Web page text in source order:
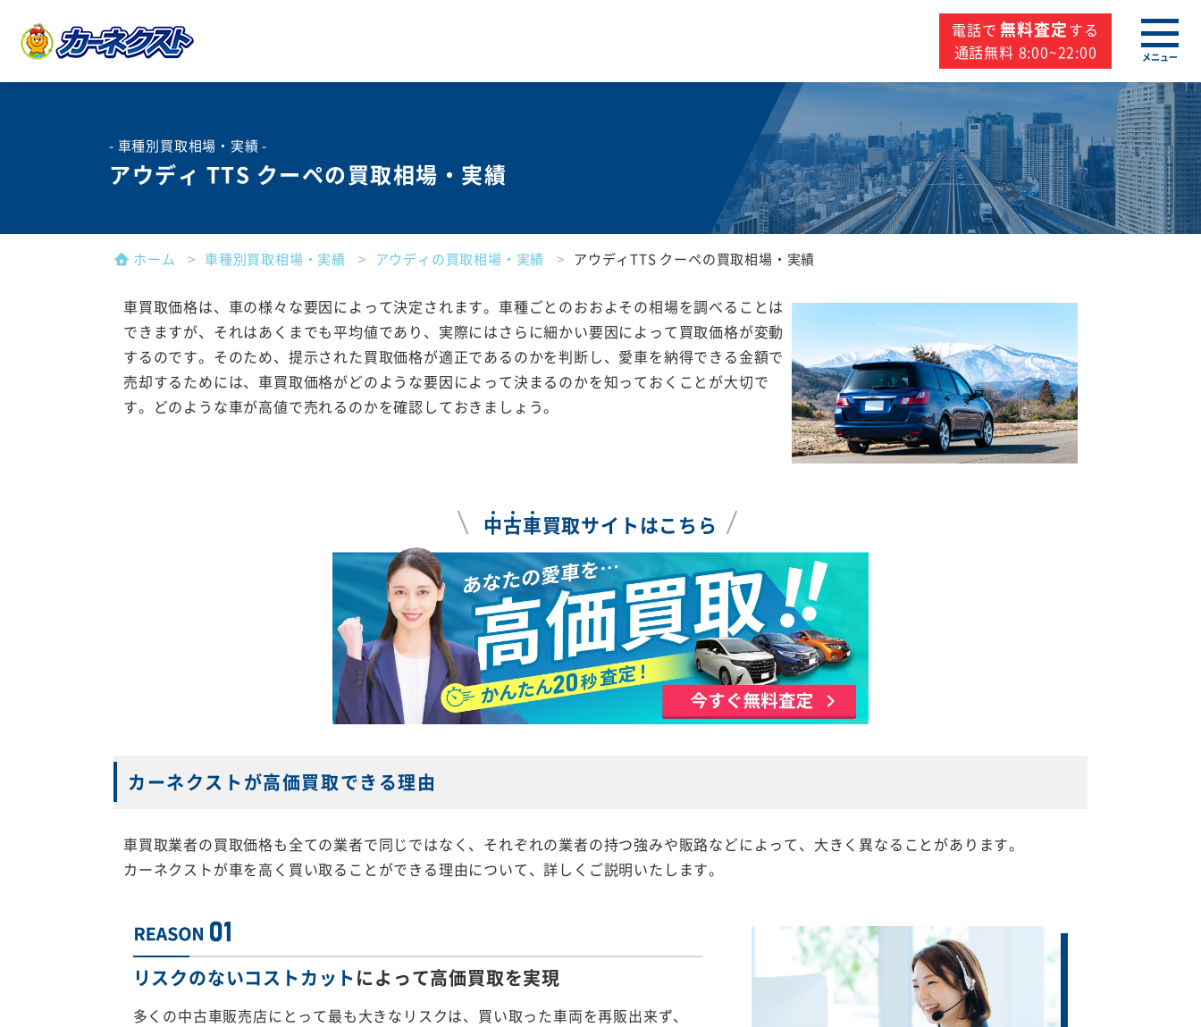
電話で 無料査定する
通話無料 8:00~22:00
メニュー
- 車種別買取相場・実績 -
アウディ TTS クーペの買取相場・実績
ホーム 車種別買取相場・実績 アウディの買取相場・実績 アウディTTS クーペの買取相場・実績
車買取価格は、車の様々な要因によって決定されます。車種ごとのおおよその相場を調べることは
できますが、それはあくまでも平均値であり、実際にはさらに細かい要因によって買取価格が変動
するのです。そのため、提示された買取価格が適正であるのかを判断し、愛車を納得できる金額で
売却するためには、車買取価格がどのような要因によって決まるのかを知っておくことが大切で
す。どのような車が高値で売れるのかを確認しておきましょう。
中古車買取サイトはこちら
カーネクストが高価買取できる理由
車買取業者の買取価格も全ての業者で同じではなく、それぞれの業者の持つ強みや販路などによって、大きく異なることがあります。
カーネクストが車を高く買い取ることができる理由について、詳しくご説明いたします。
リスクのないコストカットによって高価買取を実現
多くの中古車販売店にとって最も大きなリスクは、買い取った車両を再販出来ず、